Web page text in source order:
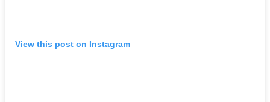
View this post on Instagram